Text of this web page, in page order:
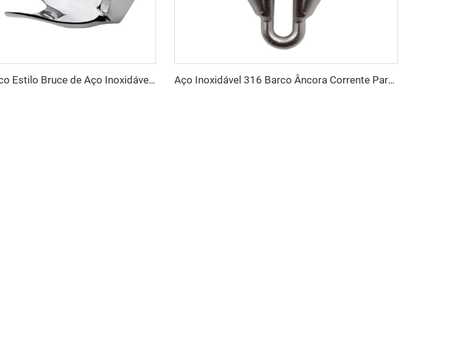
Ancora de Barco Estilo Bruce de Aço Inoxidável 316 Marítimo Aço Inoxidável 316 Barco Âncora Corrente Parador